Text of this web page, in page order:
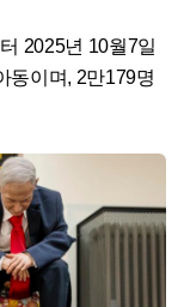
2025년 10월7일
동이며, 2만179명